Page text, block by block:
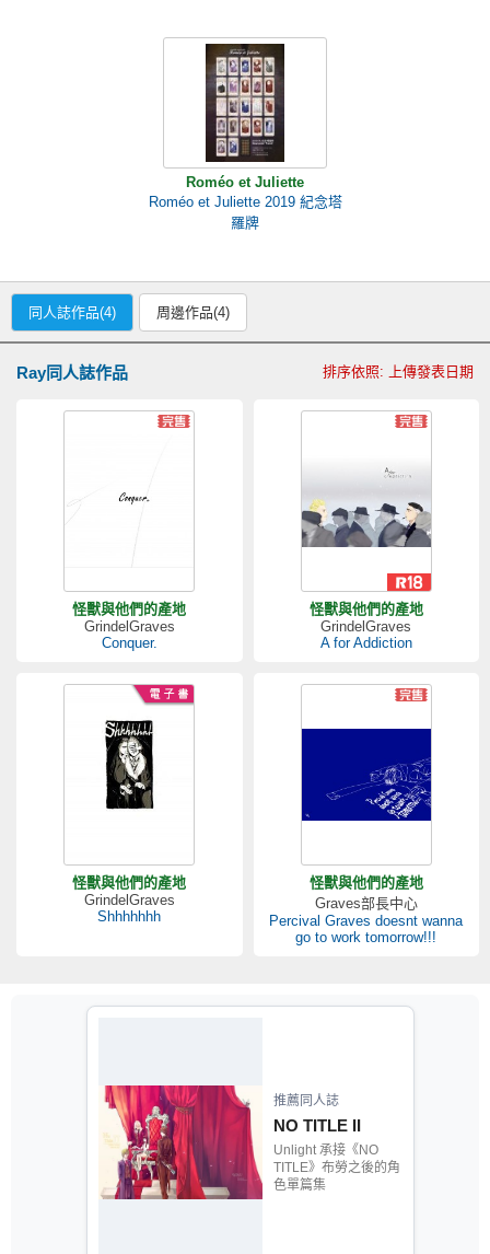
Roméo et Juliette
Roméo et Juliette 2019 紀念塔
羅牌
同人誌作品(4) 周邊作品(4)
Ray同人誌作品 排序依照: 上傳發表日期
怪獸與他們的產地
GrindelGraves
Conquer.
怪獸與他們的產地
GrindelGraves
A for Addiction
怪獸與他們的產地
GrindelGraves
Shhhhhhh
怪獸與他們的產地
Graves部長中心
Percival Graves doesnt wanna
go to work tomorrow!!!
推薦同人誌
NO TITLE II
Unlight 承接《NO
TITLE》布勞之後的角
色單篇集